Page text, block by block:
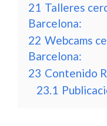
21 Talleres
Barcelona:
22 Webcams
Barcelona:
23 Contenido
23.1